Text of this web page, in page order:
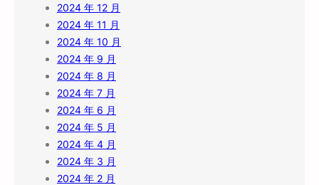
2024 年 12 月
2024 年 11 月
2024 年 10 月
2024 年 9 月
2024 年 8 月
2024 年 7 月
2024 年 6 月
2024 年 5 月
2024 年 4 月
2024 年 3 月
2024 年 2 月